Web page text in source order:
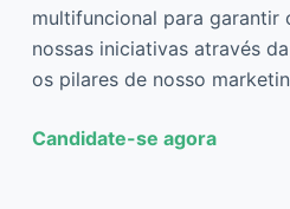
multifuncional para garantir
nossas iniciativas através
os pilares de nosso
Candidate-se agora